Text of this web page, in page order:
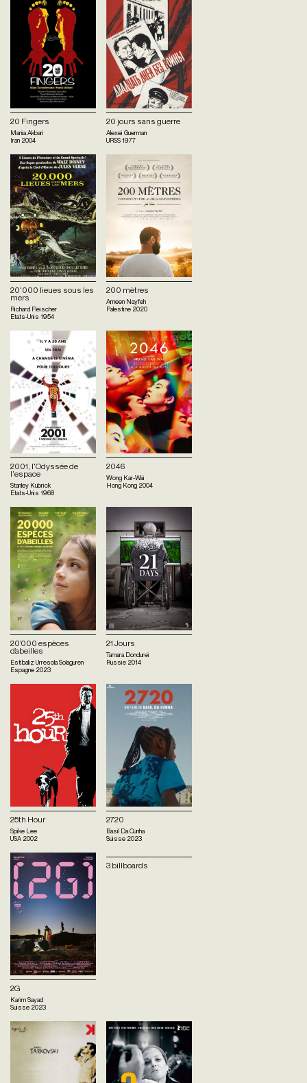
20 Fingers
Mania Akbari
Iran 2004
20 jours sans guerre
Alexei Guerman
URSS1977
20'000 lieues sous les
mers
Richard Fleischer
Etats-Unis 1954
200 mètres
Ameen Nayfeh
Palestine 2020
2001, l'Odyssée de
l'espace
Stanley Kubrick
Etats-Unis 1968
2046
Wong Kar-Wai
Hong Kong 2004
20’000 espèces
d’abeilles
Estibaliz Urresola Solaguren
Espagne 2023
21 Jours
Tamara Dondurei
Russie 2014
25th Hour
Spike Lee
USA 2002
2720
Basil Da Cunha
Suisse 2023
2G
Karim Sayad
Suisse 2023
3 billboards